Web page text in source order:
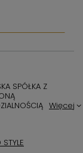
Kremowy kolor
jest z wysokiej
i uszkodzenia
nawet
zaprojektowany
SPÓŁKA Z
Więcej